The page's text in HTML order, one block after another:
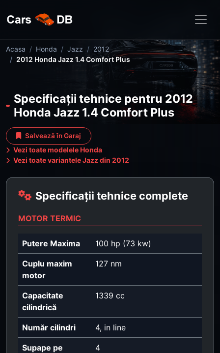
Acasa Honda Jazz
2012
2012 Honda Jazz 1.4 Comfort Plus
Specificații tehnice pentru 2012
Honda Jazz 1.4 Comfort Plus
Salvează în Garaj
Vezi toate modelele Honda
Vezi toate variantele Jazz din 2012
Specificații tehnice complete
MOTOR TERMIC
Putere Maxima 100 hp (73 kw)
Cuplu maxim
motor
127 nm
Capacitate
cilindrică
1339 cc
Număr cilindri 4, in line
Supape pe
4